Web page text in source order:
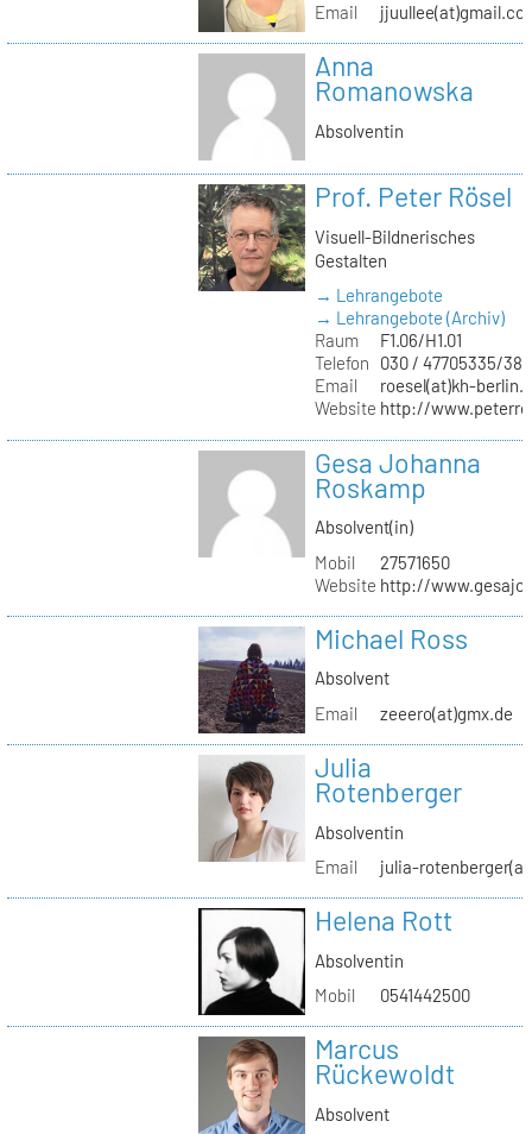
Email
Anna
Romanowska
Absolventin
Prof. Peter Rösel
Visuell-Bildnerisches
Gestalten
→ Lehrangebote
→ Lehrangebote (Archiv)
Raum
F1.06/H1.01
Telefon
030 / 47705335/387
Email
roesel(at)kh-
Website http://
Gesa Johanna
Roskamp
Absolvent(in)
Mobil
27571650
Website http://
Michael Ross
Absolvent
Email
zeeero(at)gmx.de
Julia
Rotenberger
Absolventin
Email
julia-
Helena Rott
Absolventin
Mobil
0541442500
Marcus
Rückewoldt
Absolvent